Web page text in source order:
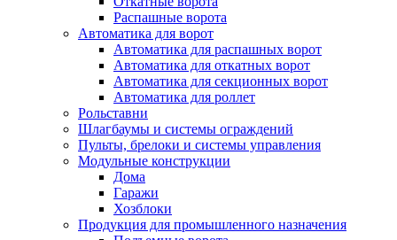
Распашные ворота
Автоматика для ворот
Автоматика для распашных ворот
Автоматика для откатных ворот
Автоматика для секционных ворот
Автоматика для роллет
Рольставни
Шлагбаумы и системы ограждений
Пульты, брелоки и системы управления
Модульные конструкции
Дома
Гаражи
Хозблоки
Продукция для промышленного назначения